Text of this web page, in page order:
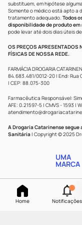
Home Notificações
substituem, em hipótese
Somente o médico está apto a
tratamento adequado. Todos
disponibilidade de produto em
pode levar até dois dias úteis
OS PREÇOS APRESENTADOS
FÍSICAS DE NOSSA REDE.
FARMÁCIA DROGARIA
84.683.481/0012-20 | End: Rua
| CEP: 88.075-300
Farmacêutica Responsável:
AFE: 0.21597-5 | CMVS - 1593 |
A Drogaria Catarinense
Sanitária | Copyright © 2025
UMA
MARCA